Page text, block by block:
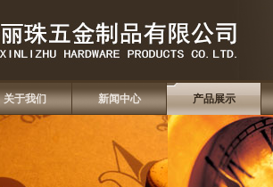
关于我们 新闻中心 产品展示